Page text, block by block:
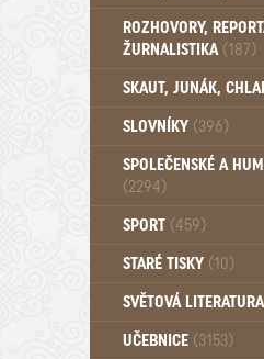
UFO (14)
ROZHOVORY,
ŽURNALISTIKA (187)
SKAUT, JUNÁK,
SLOVNÍKY (396)
SPOLEČENSKÉ A
(2294)
Pedagogika (191)
Psychologie a osobní
SPORT (459)
STARÉ TISKY (10)
SVĚTOVÁ LITERATURA
UČEBNICE (3153)